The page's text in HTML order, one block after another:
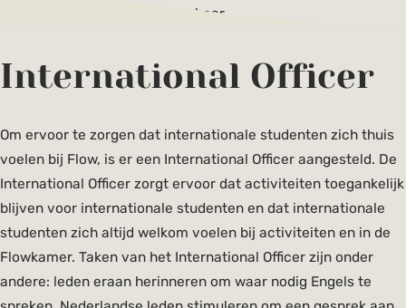
Bestuur zijn hiervoor benaderbaar.
International Officer
Om ervoor te zorgen dat internationale studenten zich thuis
voelen bij Flow, is er een International Officer aangesteld. De
International Officer zorgt ervoor dat activiteiten toegankelijk
blijven voor internationale studenten en dat internationale
studenten zich altijd welkom voelen bij activiteiten en in de
Flowkamer. Taken van het International Officer zijn onder
andere: leden eraan herinneren om waar nodig Engels te